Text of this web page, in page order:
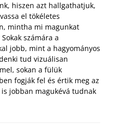
hiszen azt hallgathatjuk,
el tökéletes
mintha mi magunkat
számára a
jobb, mint a hagyományos
tud vizuálisan
sokan a fülük
fogják fel és értik meg az
jobban magukévá tudnak